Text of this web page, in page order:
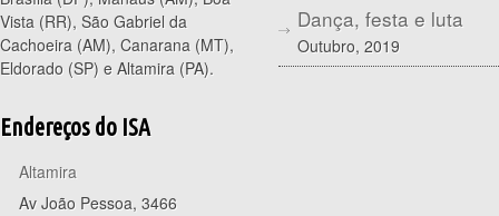
Vista (RR), São Gabriel da
Cachoeira (AM), Canarana (MT),
Eldorado (SP) e Altamira (PA).
Endereços do ISA
Altamira
Av João Pessoa, 3466
Dança, festa e luta
Outubro, 2019